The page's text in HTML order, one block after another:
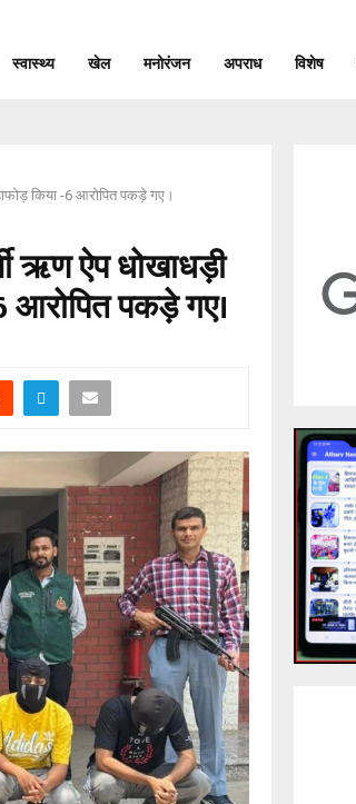
स्वास्थ्य खेल मनोरंजन अपराध विशेष
किया -6 आरोपित पकड़े गए।
ऋण ऐप धोखाधड़ी
पकड़े गए।